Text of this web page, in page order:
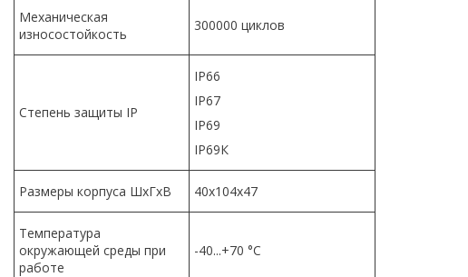
Механическая
износостойкость
300000 циклов
Степень защиты IP
IP66
IP67
IP69
IP69К
Размеры корпуса ШхГхВ 40х104х47
Температура
окружающей среды при
работе
-40...+70 °C